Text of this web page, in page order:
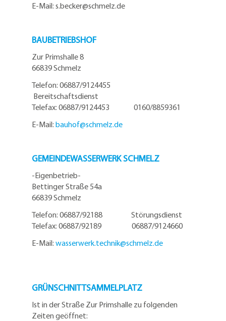
E-Mail: s.becker@schmelz.de
BAUBETRIEBSHOF
Zur Primshalle 8
66839 Schmelz
Telefon: 06887/9124455
Bereitschaftsdienst
Telefax: 06887/9124453 0160/8859361
E-Mail: bauhof@schmelz.de
GEMEINDEWASSERWERK SCHMELZ
-Eigenbetrieb-
Bettinger Straße 54a
66839 Schmelz
Telefon: 06887/92188 Störungsdienst
Telefax: 06887/92189 06887/9124660
E-Mail: wasserwerk.technik@schmelz.de
GRÜNSCHNITTSAMMELPLATZ
Ist in der Straße Zur Primshalle zu folgenden
Zeiten geöffnet: